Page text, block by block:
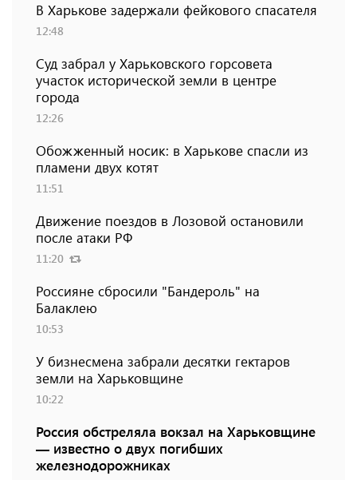
В Харькове задержали фейкового спасателя
12:48
Суд забрал у Харьковского горсовета
участок исторической земли в центре
города
12:26
Обожженный носик: в Харькове спасли из
пламени двух котят
11:51
Движение поездов в Лозовой остановили
после атаки РФ
11:20
Россияне сбросили "Бандероль" на
Балаклею
10:53
У бизнесмена забрали десятки гектаров
земли на Харьковщине
10:22
Россия обстреляла вокзал на Харьковщине
— известно о двух погибших
железнодорожниках